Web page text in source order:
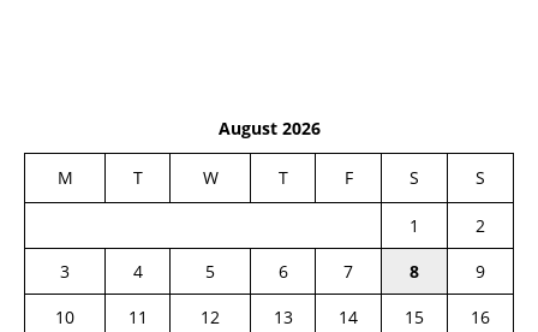
August 2026
M T W T F S S
1
2
3
4 5 6 7 8
9
10
11 12 13 14 15
16